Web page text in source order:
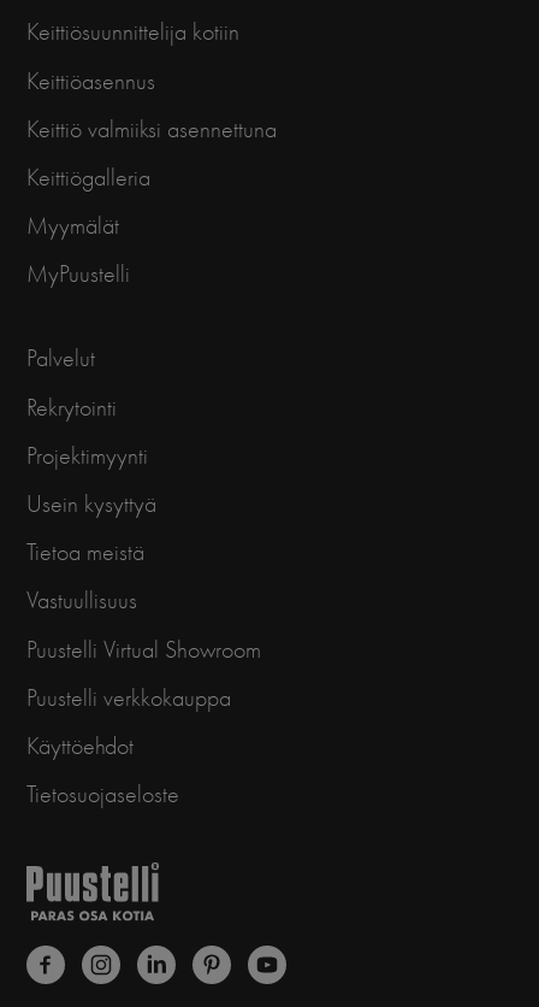
Keittiösuunnittelija kotiin
Keittiöasennus
Keittiö valmiiksi asennettuna
Keittiögalleria
Myymälät
MyPuustelli
Palvelut
Rekrytointi
Projektimyynti
Usein kysyttyä
Tietoa meistä
Vastuullisuus
Puustelli Virtual Showroom
Puustelli verkkokauppa
Käyttöehdot
Tietosuojaseloste